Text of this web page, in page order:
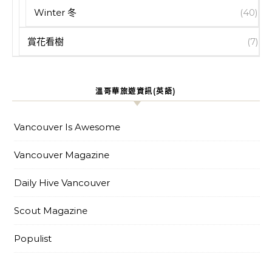
Winter 冬 (40)
賞花看樹 (7)
溫哥華旅遊資訊(英語)
Vancouver Is Awesome
Vancouver Magazine
Daily Hive Vancouver
Scout Magazine
Populist